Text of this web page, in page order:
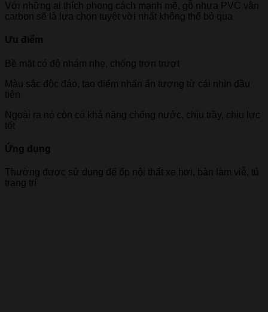
Với những ai thích phong cách mạnh mẽ, gỗ nhựa PVC vân
carbon sẽ là lựa chọn tuyệt vời nhất không thể bỏ qua
Ưu điểm
Bề mặt có độ nhám nhẹ, chống trơn trượt
Màu sắc độc đáo, tạo điểm nhấn ấn tượng từ cái nhìn đầu
tiên
Ngoài ra nó còn có khả năng chống nước, chịu trầy, chịu lực
tốt
Ứng dụng
Thường được sử dụng để ốp nội thất xe hơi, bàn làm viễ, tủ
trang trí